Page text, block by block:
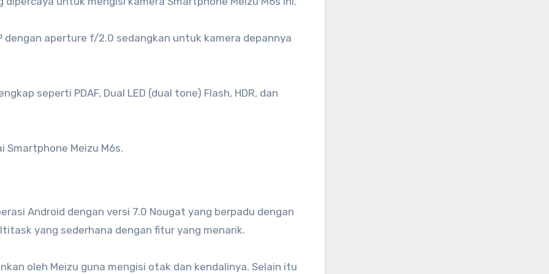
dengan aperture f/2.0 sedangkan untuk kamera depannya
seperti PDAF, Dual LED (dual tone) Flash, HDR, dan
Smartphone Meizu M6s.
Android dengan versi 7.0 Nougat yang berpadu dengan
yang sederhana dengan fitur yang menarik.
oleh Meizu guna mengisi otak dan kendalinya. Selain itu